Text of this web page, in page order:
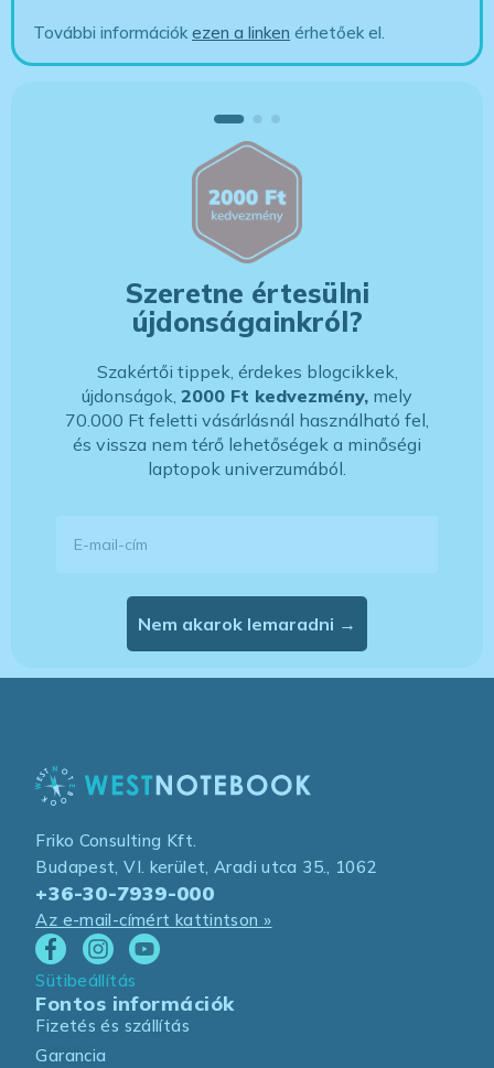
További információkezen a linken érhetőek el.
Szeretne értesülni
újdonságainkról?
Szakértői tippek, érdekes blogcikkek,
újdonságok, 2000 Ft kedvezmény, mely
70.000 Ft feletti vásárlásnál használható fel,
és vissza nem térő lehetőségek a minőségi
laptopok univerzumából.
Nem akarok lemaradni →
Friko Consulting Kft.
Budapest, VI. kerület, Aradi utca 35., 1062
+36-30-7939-000
Az e-mail-címért kattintson »
Sütibeállítás
Fontos információk
Fizetés és szállítás
Garancia